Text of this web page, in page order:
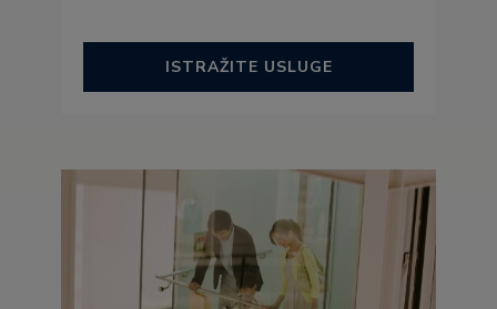
ISTRAŽITE USLUGE